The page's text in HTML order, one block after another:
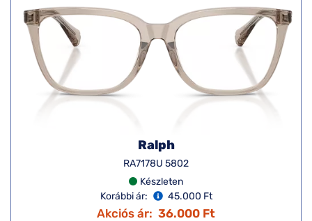
Ralph
RA7178U 5802
Készleten
Korábbi ár:
45.000 Ft
Akciós ár: 36.000 Ft